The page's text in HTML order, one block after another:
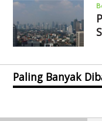
Paling Banyak